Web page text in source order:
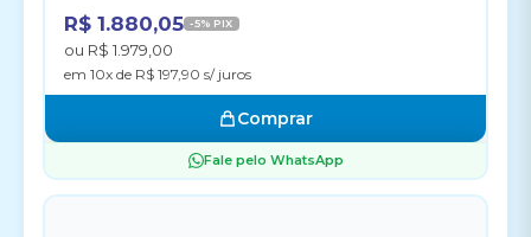
R$ 1.880,05 -5% PIX
ou R$ 1.979,00
em 10x de R$ 197,90 s/ juros
Comprar
Fale pelo WhatsApp